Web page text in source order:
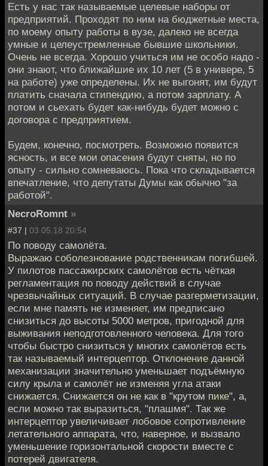
Есть у нас так называемые целевые наборы от
предприятий. Проходят по ним на бюджетные места,
по моему опыту работы в вузе, далеко не всегда
умные и целеустремленные бывшие школьники.
Очень не всегда. Хорошо учиться им не особо надо -
они знают, что ближайшие их 10 лет (5 в универе, 5
на работе) уже определены. Их не выгонят, им будут
платить сначала стипендию, а потом зарплату. А
потом и сьехать будет как-нибудь будет можно с
договора с предприятием.
Будем, конечно, посмотреть. Возможно появится
ясность, и все мои опасения будут сняты, но по
опыту - сильно сомневаюсь. Пока что складывается
впечатление, что депутаты Думы как обычно "за
работой".
NecroRomnt »
#37 | 03.05.18 20:54
По поводу самолёта.
Выражаю соболезнование родственникам погибшей.
У пилотов пассажирских самолётов есть чёткая
регламентация по поводу действий в случае
чрезвычайных ситуаций. В случае разгерметизации,
если мне память не изменяет, им предписано
снизиться до высоты 5000 метров, пригодной для
выживания неподготовленного человека. Для того
чтобы быстро снизиться у многих самолётов есть
так называемый интерцептор. Отклонение данной
механизации значительно уменьшает подъёмную
силу крыла и самолёт не изменяя угла атаки
снижается. Снижается он не как в "крутом пике", а,
если можно так выразиться, "плашмя". Так же
интерцептор увеличивает лобовое сопротивление
летательного аппарата, что, наверное, и вызвало
уменьшение горизонтальной скорости вместе с
потерей двигателя.